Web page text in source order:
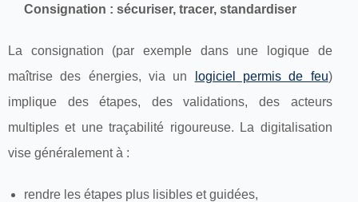
Consignation : sécuriser, tracer, standardiser
La consignation (par exemple dans une logique de
maîtrise des énergies, via un
logiciel permis de feu)
implique des étapes, des validations, des acteurs
multiples et une traçabilité rigoureuse. La digitalisation
vise généralement à :
rendre les étapes plus lisibles et guidées,